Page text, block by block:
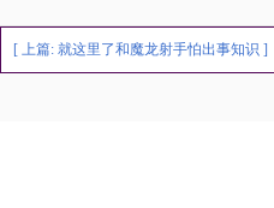
[ 上篇: 就这里了和魔龙射手怕出事知识 ]